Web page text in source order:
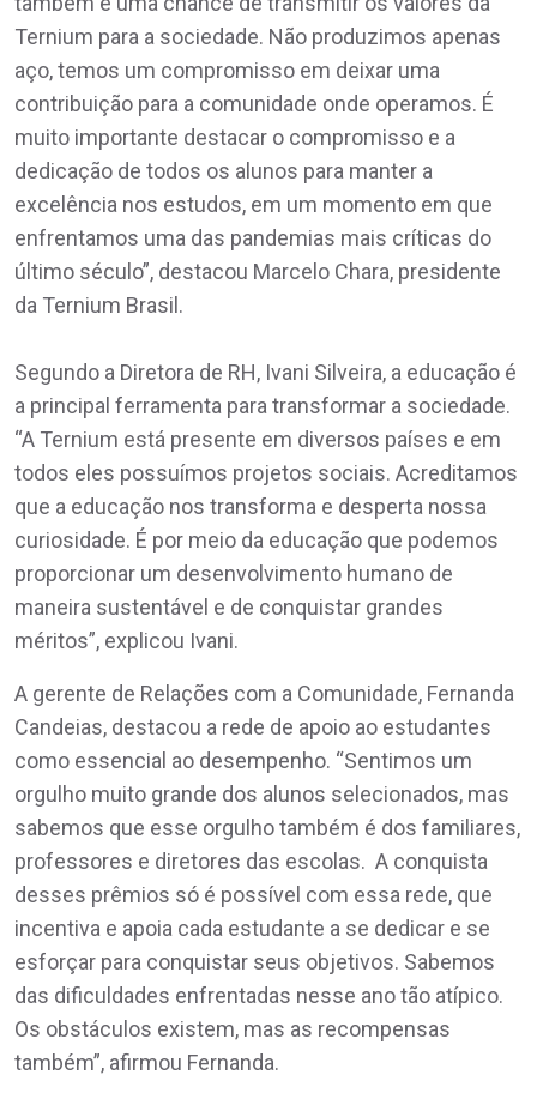
Ternium para a sociedade. Não produzimos apenas
aço, temos um compromisso em deixar uma
contribuição para a comunidade onde operamos. É
muito importante destacar o compromisso e a
dedicação de todos os alunos para manter a
excelência nos estudos, em um momento em que
enfrentamos uma das pandemias mais críticas do
último século”, destacou Marcelo Chara, presidente
da Ternium Brasil.
Segundo a Diretora de RH, Ivani Silveira, a educação é
a principal ferramenta para transformar a sociedade.
“A Ternium está presente em diversos países e em
todos eles possuímos projetos sociais. Acreditamos
que a educação nos transforma e desperta nossa
curiosidade. É por meio da educação que podemos
proporcionar um desenvolvimento humano de
maneira sustentável e de conquistar grandes
méritos”, explicou Ivani.
A gerente de Relações com a Comunidade, Fernanda
Candeias, destacou a rede de apoio ao estudantes
como essencial ao desempenho. “Sentimos um
orgulho muito grande dos alunos selecionados, mas
sabemos que esse orgulho também é dos familiares,
professores e diretores das escolas. A conquista
desses prêmios só é possível com essa rede, que
incentiva e apoia cada estudante a se dedicar e se
esforçar para conquistar seus objetivos. Sabemos
das dificuldades enfrentadas nesse ano tão atípico.
Os obstáculos existem, mas as recompensas
também”, afirmou Fernanda.